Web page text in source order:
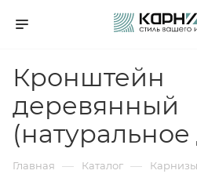
Кронштейн
деревянный
Главная — Каталог —